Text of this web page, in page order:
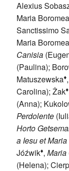
Alexius
Maria
Sanctissimo
Maria Boromea
Canisia
(Paulina);
Matuszewska♦,
Carolina); Żak♦
(Anna);
Perdolente
Horto
a Iesu et
Jóźwik♦, Maria
(Helena);